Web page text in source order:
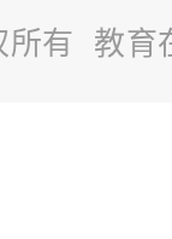
所有 教育